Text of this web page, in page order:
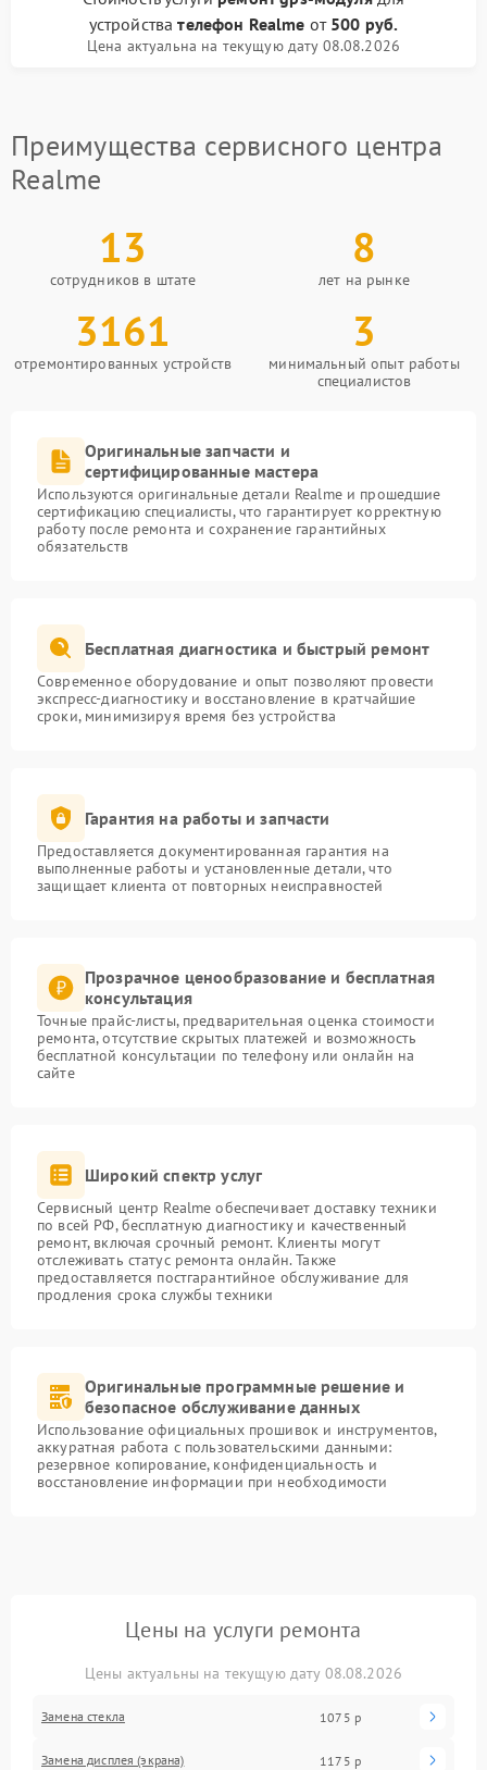
устройствателефон Realme от 500 руб.
Цена актуальна на текущую дату 08.08.2026
Преимущества сервисного центра
Realme
13
сотрудников в штате
8
лет на рынке
3161
отремонтированных устройств
3
минимальный опыт работы
специалистов
Оригинальные запчасти и
сертифицированные мастера
Используются оригинальные детали Realme и прошедшие
сертификацию специалисты, что гарантирует корректную
работу после ремонта и сохранение гарантийных
обязательств
Бесплатная диагностика и быстрый ремонт
Современное оборудование и опыт позволяют провести
экспресс-диагностику и восстановление в кратчайшие
сроки, минимизируя время без устройства
Гарантия на работы и запчасти
Предоставляется документированная гарантия на
выполненные работы и установленные детали, что
защищает клиента от повторных неисправностей
Прозрачное ценообразование и бесплатная
консультация
Точные прайс-листы, предварительная оценка стоимости
ремонта, отсутствие скрытых платежей и возможность
бесплатной консультации по телефону или онлайн на
сайте
Широкий спектр услуг
Сервисный центр Realme обеспечивает доставку техники
по всей РФ, бесплатную диагностику и качественный
ремонт, включая срочный ремонт. Клиенты могут
отслеживать статус ремонта онлайн. Также
предоставляется постгарантийное обслуживание для
продления срока службы техники
Оригинальные программные решение и
безопасное обслуживание данных
Использование официальных прошивок и инструментов,
аккуратная работа с пользовательскими данными:
резервное копирование, конфиденциальность и
восстановление информации при необходимости
Цены на услуги ремонта
Цены актуальны на текущую дату 08.08.2026
Замена стекла 1075 р
Замена дисплея (экрана) 1175 р